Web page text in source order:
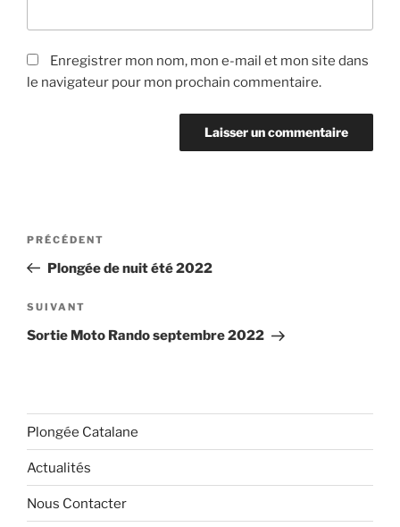
Enregistrer mon nom, mon e-mail et mon site dans
le navigateur pour mon prochain commentaire.
Navigation
l’article
Article
précédent
PRÉCÉDENT
Plongée de nuit été 2022
Article
suivant
SUIVANT
Sortie Moto Rando septembre 2022
Plongée Catalane
Actualités
Nous Contacter